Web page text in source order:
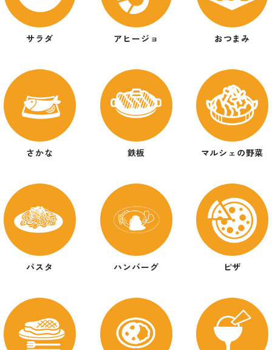
サラダ アヒージョ おつまみ
さかな 鉄板 マルシェの野菜
パスタ ハンバーグ ピザ